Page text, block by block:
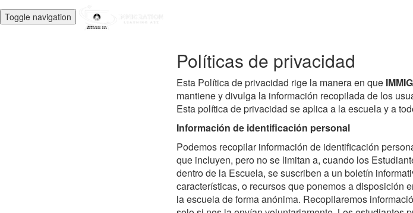
Toggle navigation
Políticas de privacidad
Esta Política de privacidad rige la manera en que
mantiene y divulga la información recopilada de los
Esta política de privacidad se aplica a la escuela y a
Información de identificación personal
Podemos recopilar información de identificación
que incluyen, pero no se limitan a, cuando los
dentro de la Escuela, se suscriben a un boletín
características, o recursos que ponemos a disposición
la escuela de forma anónima. Recopilaremos